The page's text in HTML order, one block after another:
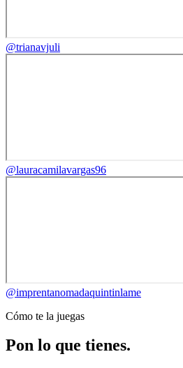
@trianavjuli
@lauracamilavargas96
@imprentanomadaquintinlame
Cómo te la juegas
Pon lo que tienes.